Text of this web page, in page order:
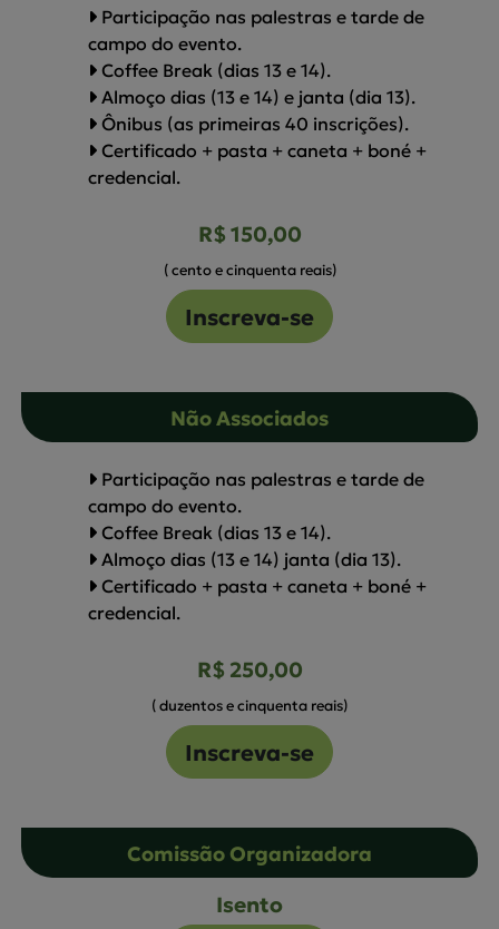
Participação nas palestras e tarde de
campo do evento.
Coffee Break (dias 13 e 14).
Almoço dias (13 e 14) e janta (dia 13).
Ônibus (as primeiras 40 inscrições).
Certificado + pasta + caneta + boné +
credencial.
R$ 150,00
( cento e cinquenta reais)
Inscreva-se
Não Associados
Participação nas palestras e tarde de
campo do evento.
Coffee Break (dias 13 e 14).
Almoço dias (13 e 14) janta (dia 13).
Certificado + pasta + caneta + boné +
credencial.
R$ 250,00
( duzentos e cinquenta reais)
Inscreva-se
Comissão Organizadora
Isento